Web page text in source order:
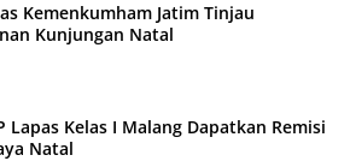
Kemenkumham Jatim Tinjau
Kunjungan Natal
Lapas Kelas I Malang Dapatkan Remisi
Natal